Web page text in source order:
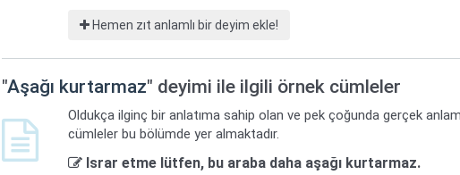
Hemen zıt anlamlı bir deyim ekle!
"Aşağı kurtarmaz" deyimi ile ilgili örnek cümleler
Oldukça ilginç bir anlatıma sahip olan ve pek çoğunda gerçek
cümleler bu bölümde yer almaktadır.
Israr etme lütfen, bu araba daha aşağı kurtarmaz.